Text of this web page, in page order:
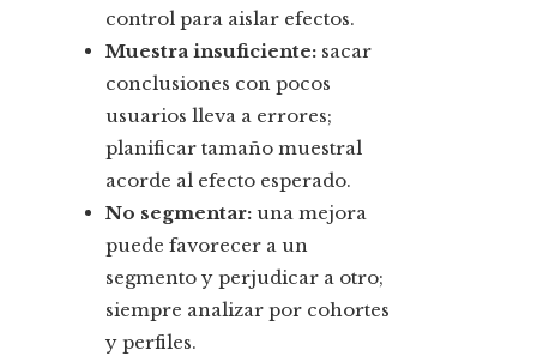
control para aislar efectos.
Muestra insuficiente: sacar
conclusiones con pocos
usuarios lleva a errores;
planificar tamaño muestral
acorde al efecto esperado.
No segmentar: una mejora
puede favorecer a un
segmento y perjudicar a otro;
siempre analizar por cohortes
y perfiles.